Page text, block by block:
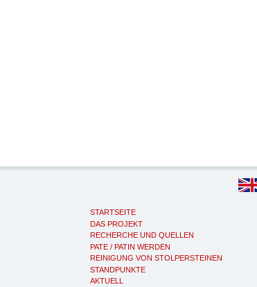
STARTSEITE
DAS PROJEKT
RECHERCHE UND QUELLEN
PATE / PATIN WERDEN
REINIGUNG VON STOLPERSTEINEN
STANDPUNKTE
AKTUELL